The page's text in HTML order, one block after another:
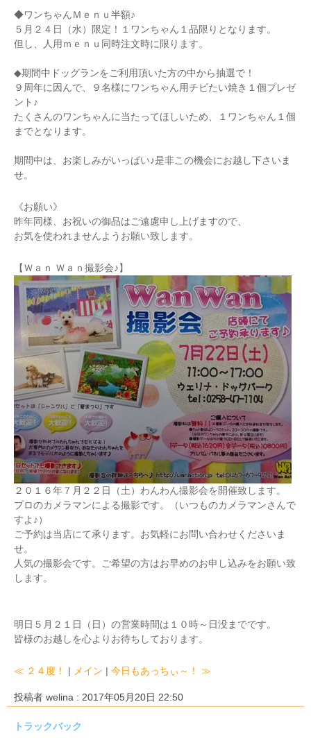
◆ワンちゃんＭｅｎｕ半額♪
５月２４日（水）限定！１ワンちゃん１品限りとなります。
但し、人用ｍｅｎｕ同時注文時に限ります。
◆期間中ドッグランをご利用頂いた方の中から抽選で！
９周年に因んで、９名様にワンちゃん用チビたい焼き１個プレゼ
ント♪
たくさんのワンちゃんに当たってほしいため、１ワンちゃん１個
までとなります。
期間中は、お楽しみがいっぱい♪是非この機会にお越し下さいま
せ。
《お願い》
昨年同様、お祝いの御品はご遠慮申し上げますので、
お気を使われませんようお願い致します。
【Ｗａｎ Ｗａｎ撮影会♪】
２０１６年７月２２日（土）わんわん撮影会を開催致します。
プロのカメラマンによる撮影です。（いつものカメラマンさんで
すよ♪）
ご予約は当店にて承ります。お気軽にお問い合わせくださいま
せ。
人気の撮影会です。ご希望の方はお早めのお申し込みをお願い致
します。
明日５月２１日（日）の営業時間は１０時～日没までです。
皆様のお越しを心よりお待ちしております。
≪ ２４度！ | メイン | 今日もあっちぃ～！ ≫
投稿者 welina : 2017年05月20日 22:50
トラックバック